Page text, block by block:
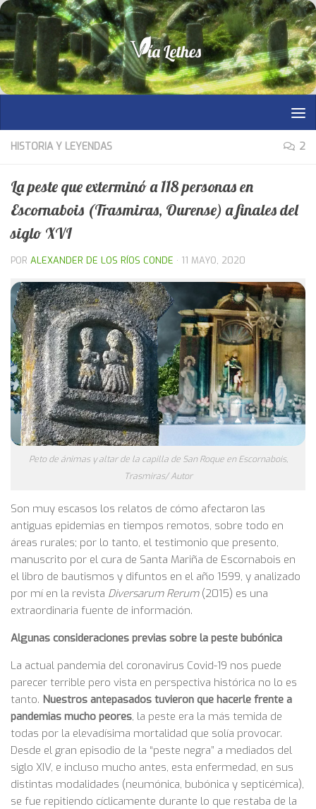
Saltar al contenido
HISTORIA Y LEYENDAS 2
La peste que exterminó a 118 personas en
Escornabois (Trasmiras, Ourense) a finales del
siglo XVI
POR ALEXANDER DE LOS RÍOS CONDE · 11 MAYO, 2020
Peto de ánimas y altar de la capilla de San Roque en Escornabois,
Trasmiras/ Autor
Son muy escasos los relatos de cómo afectaron las
antiguas epidemias en tiempos remotos, sobre todo en
áreas rurales; por lo tanto, el testimonio que presento,
manuscrito por el cura de Santa Mariña de Escornabois en
el libro de bautismos y difuntos en el año 1599, y analizado
por mí en la revista Diversarum Rerum(2015) es una
extraordinaria fuente de información.
Algunas consideraciones previas sobre la peste bubónica
La actual pandemia del coronavirus Covid-19 nos puede
parecer terrible pero vista en perspectiva histórica no lo es
tanto. Nuestros antepasados tuvieron que hacerle frente a
pandemias mucho peores, la peste era la más temida de
todas por la elevadísima mortalidad que solía provocar.
Desde el gran episodio de la “peste negra” a mediados del
siglo XIV, e incluso mucho antes, esta enfermedad, en sus
distintas modalidades (neumónica, bubónica y septicémica),
se fue repitiendo cíclicamente durante lo que restaba de la